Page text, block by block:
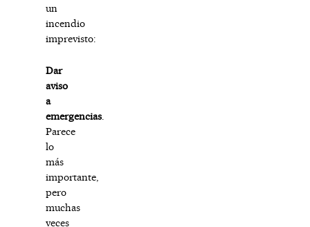
un
incendio
imprevisto:
Dar
aviso
a
emergencias.
Parece
lo
más
importante,
pero
muchas
veces